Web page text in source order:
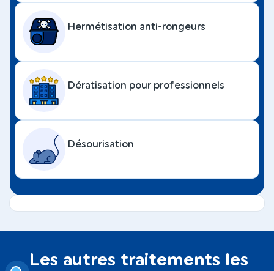
Hermétisation anti-rongeurs
Dératisation pour professionnels
Désourisation
Les autres traitements les